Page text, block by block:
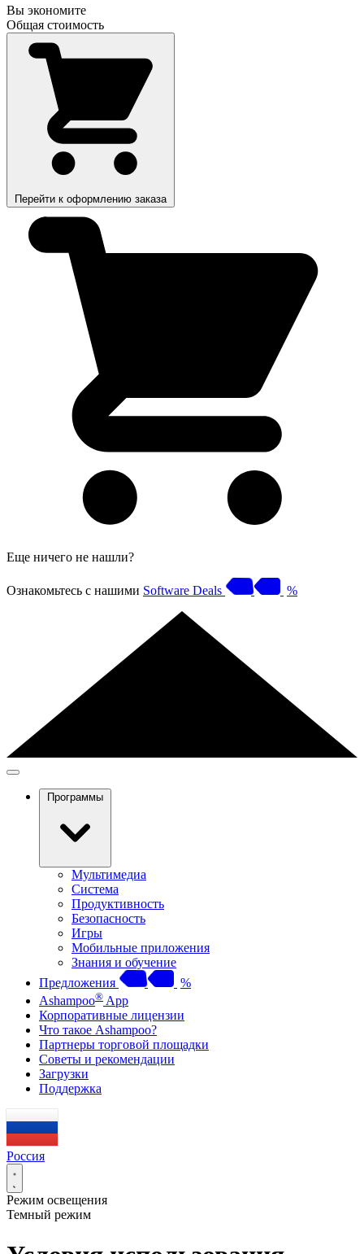
Вы экономите
Общая стоимость
Перейти к оформлению заказа
Еще ничего не нашли?
Ознакомьтесь с нашими Software Deals %
Программы
Мультимедиа
Система
Продуктивность
Безопасность
Игры
Мобильные приложения
Знания и обучение
Предложения
%
Ashampoo® App
Корпоративные лицензии
Что такое Ashampoo?
Партнеры торговой площадки
Советы и рекомендации
Загрузки
Поддержка
Россия
Режим освещения
Темный режим